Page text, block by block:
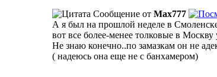
Сообщение от Max777
А я был на прошлой неделе в
вот все более-менее толковые в
Не знаю конечно..по замазкам он не
( надеюсь она еще не с банхамером)